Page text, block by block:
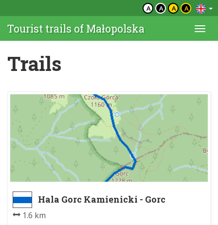
A A A A
Tourist trails of Małopolska
Trails
Hala Gorc Kamienicki - Gorc
1.6 km